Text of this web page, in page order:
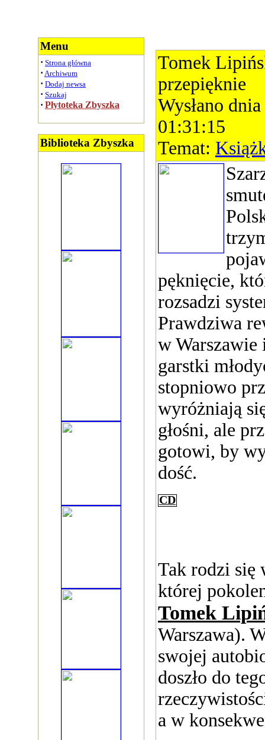
Menu
· Strona główna
· Archiwum
· Dodaj newsa
· Szukaj
· Płytoteka Zbyszka
Biblioteka Zbyszka
Tomek
przepięknie
Wysłano
01:31:15
Temat:
pęknięcie,
rozsadzi
Prawdziwa
w Warszawie
garstki
stopniowo
wyróżniają
głośni, ale
gotowi, by
dość.
CD
Tak rodzi się
której
Tomek
Warszawa).
swojej
doszło do
a w